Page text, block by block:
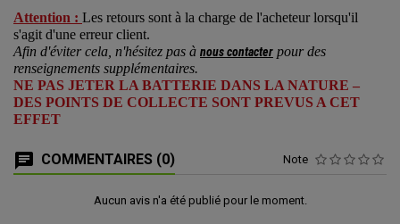
Attention : Les retours sont à la charge de l'acheteur lorsqu'il
s'agit d'une erreur client.
Afin d'éviter cela, n'hésitez pas à nous contacter pour des
renseignements supplémentaires.
NE PAS JETER LA BATTERIE DANS LA NATURE –
DES POINTS DE COLLECTE SONT PREVUS A CET
EFFET
COMMENTAIRES (0) Note
Aucun avis n'a été publié pour le moment.